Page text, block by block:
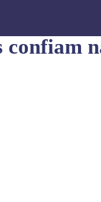
confiam